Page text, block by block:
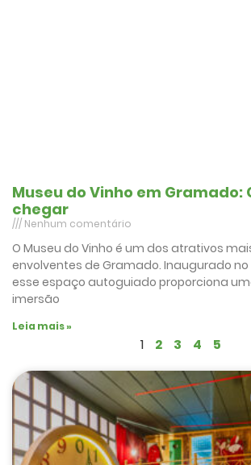
Museu do Vinho em Gramado:
chegar
Nenhum comentário
O Museu do Vinho é um dos atrativos
envolventes de Gramado. Inaugurado no
esse espaço autoguiado proporciona
imersão
Leia mais »
1 2 3 4 5